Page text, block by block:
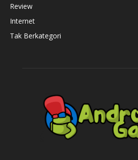
Review
Internet
Tak Berkategori